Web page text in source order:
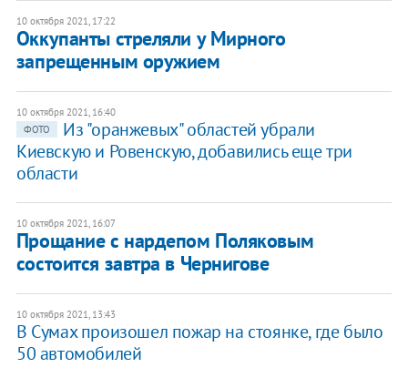
10 октября 2021, 17:22
Оккупанты стреляли у Мирного
запрещенным оружием
10 октября 2021, 16:40
ФОТО
Из "оранжевых" областей убрали
Киевскую и Ровенскую, добавились еще три
области
10 октября 2021, 16:07
Прощание с нардепом Поляковым
состоится завтра в Чернигове
10 октября 2021, 13:43
В Сумах произошел пожар на стоянке, где было
50 автомобилей